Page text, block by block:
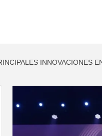
INNOVACIONES